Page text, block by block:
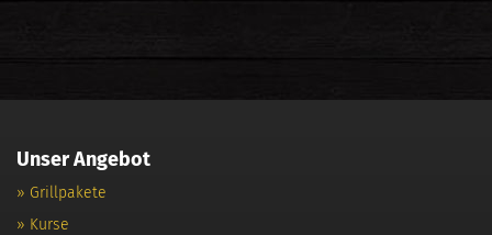
Unser Angebot
» Grillpakete
» Kurse